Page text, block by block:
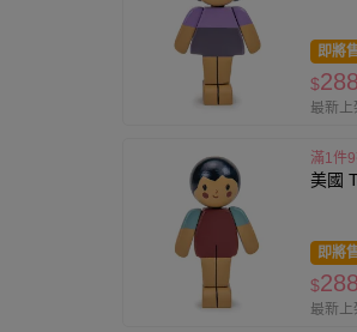
即將
$288
最新上
滿1件
美國
即將
$288
最新上